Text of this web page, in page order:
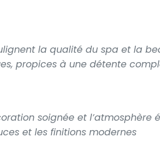
la qualité du spa et la
propices à une détente
soignée et l’atmosphère
et les finitions modernes